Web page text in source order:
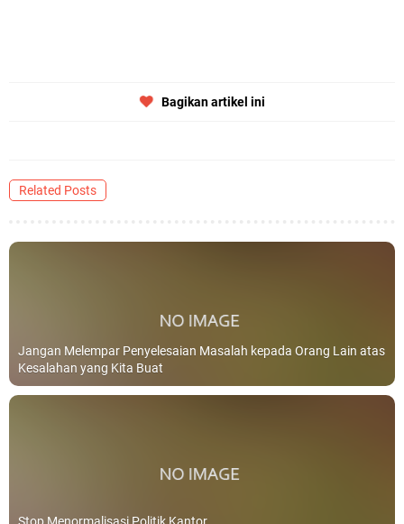
Bagikan artikel ini
Related Posts
Jangan Melempar Penyelesaian Masalah kepada Orang Lain atas
Kesalahan yang Kita Buat
Stop Menormalisasi Politik Kantor